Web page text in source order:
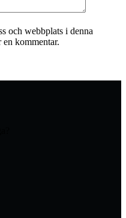
och webbplats i denna
kommentar.